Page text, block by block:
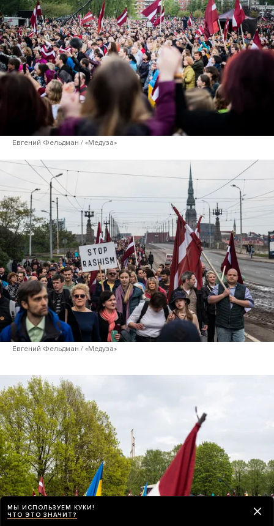
Евгений Фельдман / «Медуза»
Евгений Фельдман / «Медуза»
МЫ ИСПОЛЬЗУЕМ КУКИ!
ЧТО ЭТО ЗНАЧИТ?